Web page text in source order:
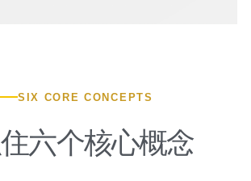
SIX CORE CONCEPTS
六个核心概念